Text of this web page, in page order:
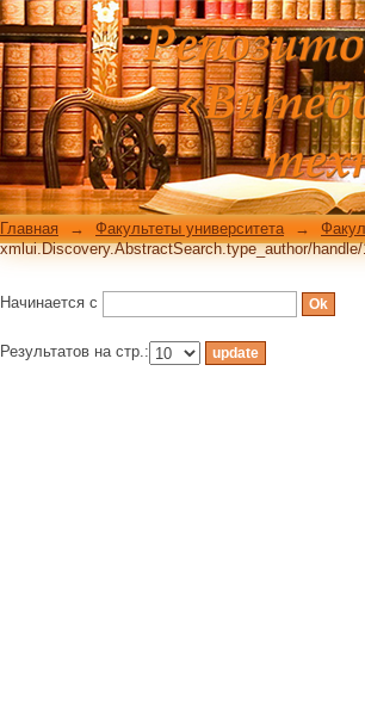
rpp=10
Главная → Факультеты университета →
xmlui.Discovery.AbstractSearch.type_author/
Начинается с
Результатов на стр.: